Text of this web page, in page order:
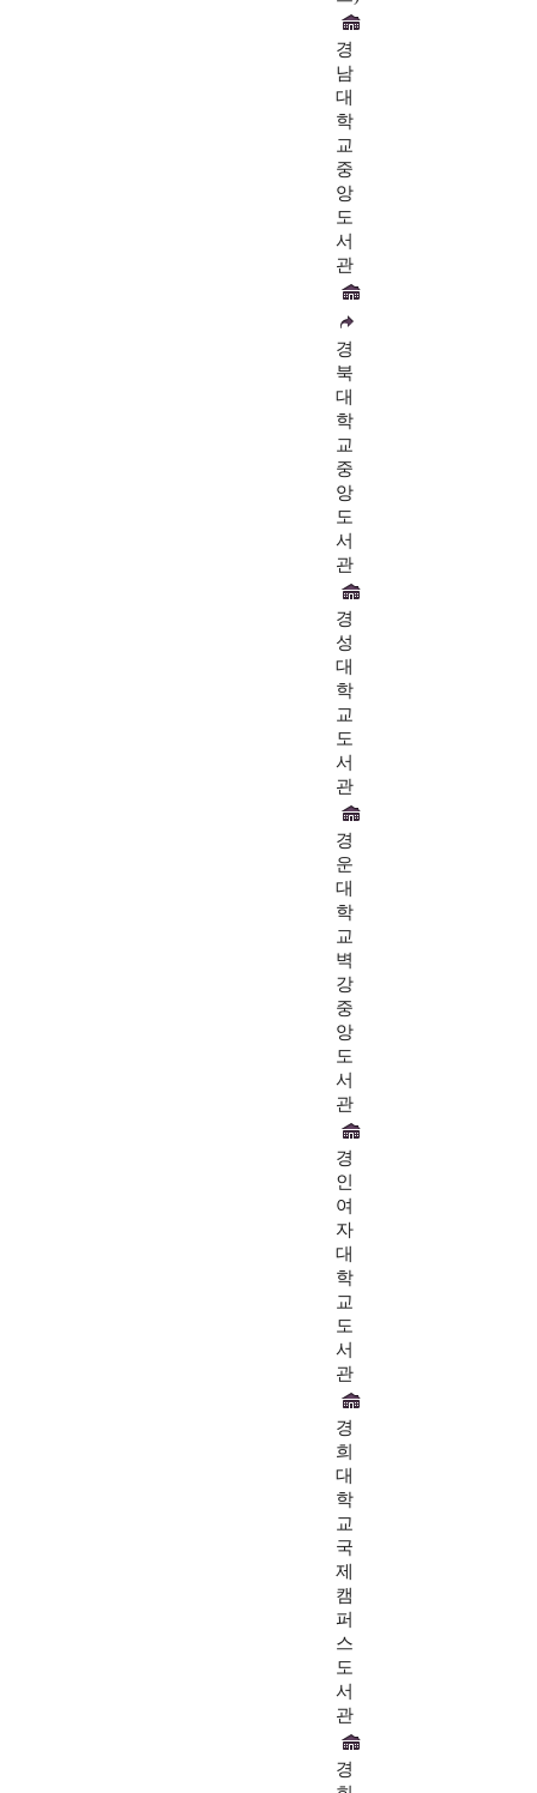
경
남
대
학
교
중
앙
도
서
관
경
북
대
학
교
중
앙
도
서
관
경
성
대
학
교
도
서
관
경
운
대
학
교
벽
강
중
앙
도
서
관
경
인
여
자
대
학
교
도
서
관
경
희
대
학
교
국
제
캠
퍼
스
도
서
관
경